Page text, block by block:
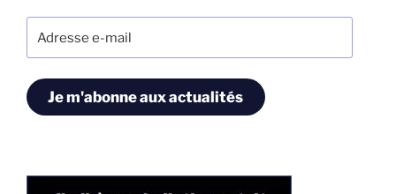
Je m'abonne aux actualités